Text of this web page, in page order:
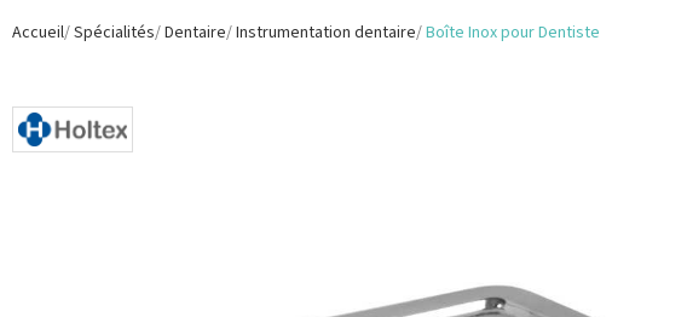
Accueil Spécialités Dentaire Instrumentation dentaire Boîte Inox pour Dentiste